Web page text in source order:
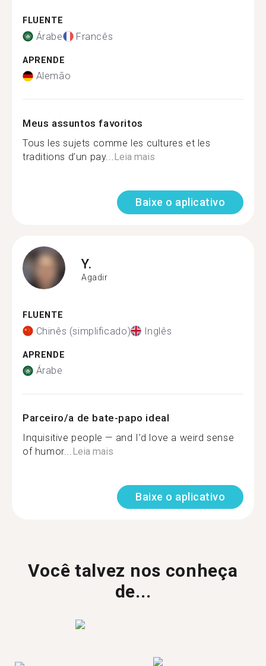
FLUENTE
Árabe Francês
APRENDE
Alemão
Meus assuntos favoritos
Tous les sujets comme les cultures et les
traditions d’un pay...Leia mais
Baixe o aplicativo
Y.
Agadir
FLUENTE
Chinês (simplificado) Inglês
APRENDE
Árabe
Parceiro/a de bate-papo ideal
Inquisitive people — and I’d love a weird sense
of humor...Leia mais
Baixe o aplicativo
Você talvez nos conheça
de...